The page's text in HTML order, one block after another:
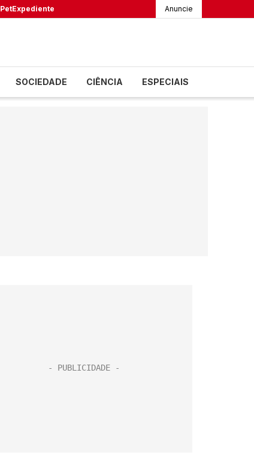
PetExpediente Anuncie
SOCIEDADE CIÊNCIA ESPECIAIS